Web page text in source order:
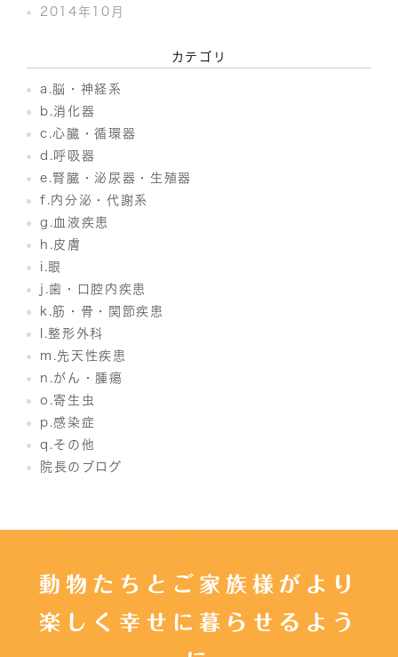
2014年10月
カテゴリ
a.脳・神経系
b.消化器
c.心臓・循環器
d.呼吸器
e.腎臓・泌尿器・生殖器
f.内分泌・代謝系
g.血液疾患
h.皮膚
i.眼
j.歯・口腔内疾患
k.筋・骨・関節疾患
l.整形外科
m.先天性疾患
n.がん・腫瘍
o.寄生虫
p.感染症
q.その他
院長のブログ
動物たちとご家族様がより
楽しく幸せに暮らせるよう